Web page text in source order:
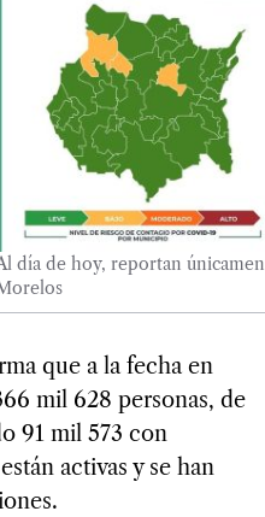
día de hoy, reportan
que a la fecha en
mil 628 personas, de
91 mil 573 con
activas y se han